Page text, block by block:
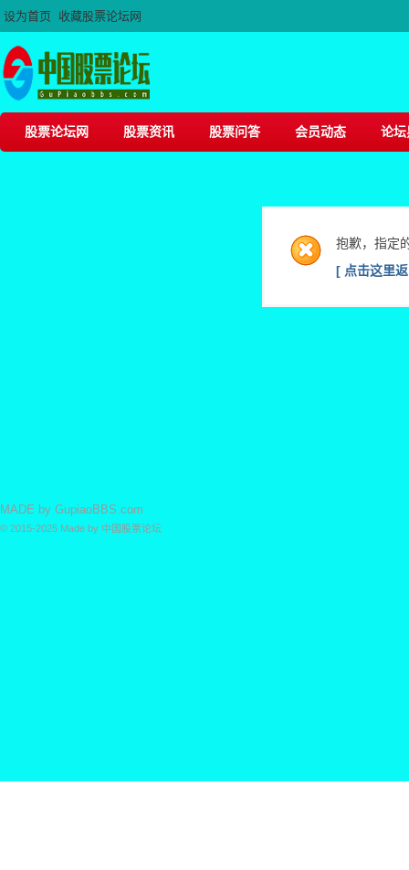
设为首页 收藏股票论坛网
股票论坛网 股票资讯 股票问答 会员动态 论坛
抱歉，指定
[ 点击这里
MADE by GupiaoBBS.com
© 2015-2025 Made by 中国股票论坛